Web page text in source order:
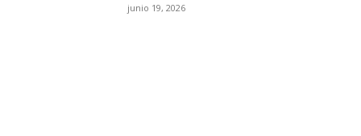
junio 19, 2026